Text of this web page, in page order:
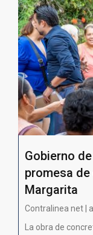
Gobierno
promesa
Margarita
Contralinea net |
La obra de